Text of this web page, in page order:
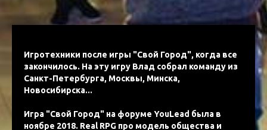
Игротехники после игры "Свой Город", когда все
закончилось. На эту игру Влад собрал команду из
Санкт-Петербурга, Москвы, Минска,
Новосибирска...
Игра "Свой Город" на форуме YouLead была в
ноябре 2018. Real RPG про модель общества и